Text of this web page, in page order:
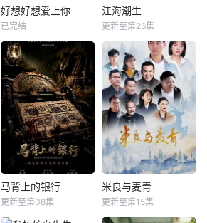
好想好想爱上你
已完结
江海潮生
更新至第26集
马背上的银行
更新至第08集
米良与麦青
更新至第15集